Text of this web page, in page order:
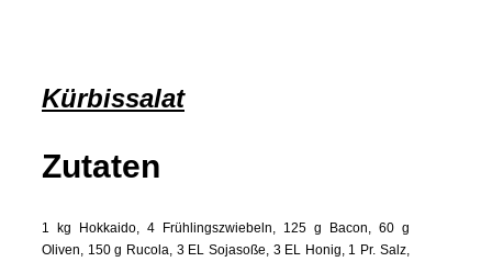
Kürbissalat
Zutaten
1 kg Hokkaido, 4 Frühlingszwiebeln, 125 g Bacon, 60 g
Oliven, 150 g Rucola, 3 EL Sojasoße, 3 EL Honig, 1 Pr. Salz,